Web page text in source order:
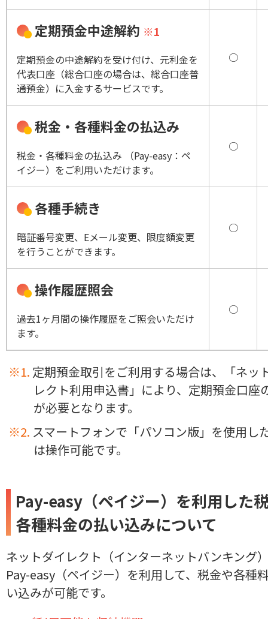
定期預金中途解約 ※1
定期預金の中途解約を受け付け、元利金を
代表口座（総合口座の場合は、総合口座普
通預金）に入金するサービスです。
○
税金・各種料金の払込み
税金・各種料金の払込み （Pay-easy：ペ
イジー）をご利用いただけます。
○
各種手続き
暗証番号変更、Eメール変更、限度額変更
を行うことができます。
○
操作履歴照会
過去1ヶ月間の操作履歴をご照会いただけ
ます。
○
定期預金取引をご利用する場合は、「ネッ
レクト利用申込書」により、定期預金口座
が必要となります。
スマートフォンで「パソコン版」を使用し
は操作可能です。
Pay-easy（ペイジー）を利用した
各種料金の払い込みについて
ネットダイレクト（インターネットバンキング
Pay-easy（ペイジー）を利用して、税金や各種
い込みが可能です。